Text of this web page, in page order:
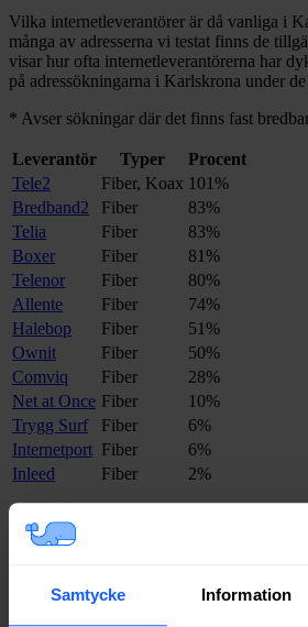
Samtycke Information
Vilka internetleverantörer är då vanliga i
många av adresserna vi testat finns de
visar hur ofta internetleverantörerna har
på adressökningarna i Karlskrona under
* Avser sökningar där det finns fast
Leverantör Typer
Procent
Tele2
Fiber, Koax 101%
Bredband2
Fiber
83%
Telia
Fiber
83%
Boxer
Fiber
81%
Telenor
Fiber
80%
Allente
Fiber
74%
Halebop
Fiber
51%
Ownit
Fiber
50%
Comviq
Fiber
28%
Net at Once Fiber
10%
Trygg Surf
Fiber
6%
Internetport Fiber
6%
Inleed
Fiber 2%
Om du vill se exakt vilka
bredband på din adress i